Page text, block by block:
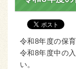
令和8年度の保
令和8年度中の
い。